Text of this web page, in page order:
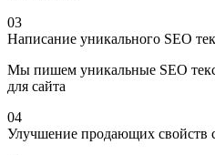
03
Написание уникального SEO
Мы пишем уникальные SEO
для сайта
04
Улучшение продающих свойств